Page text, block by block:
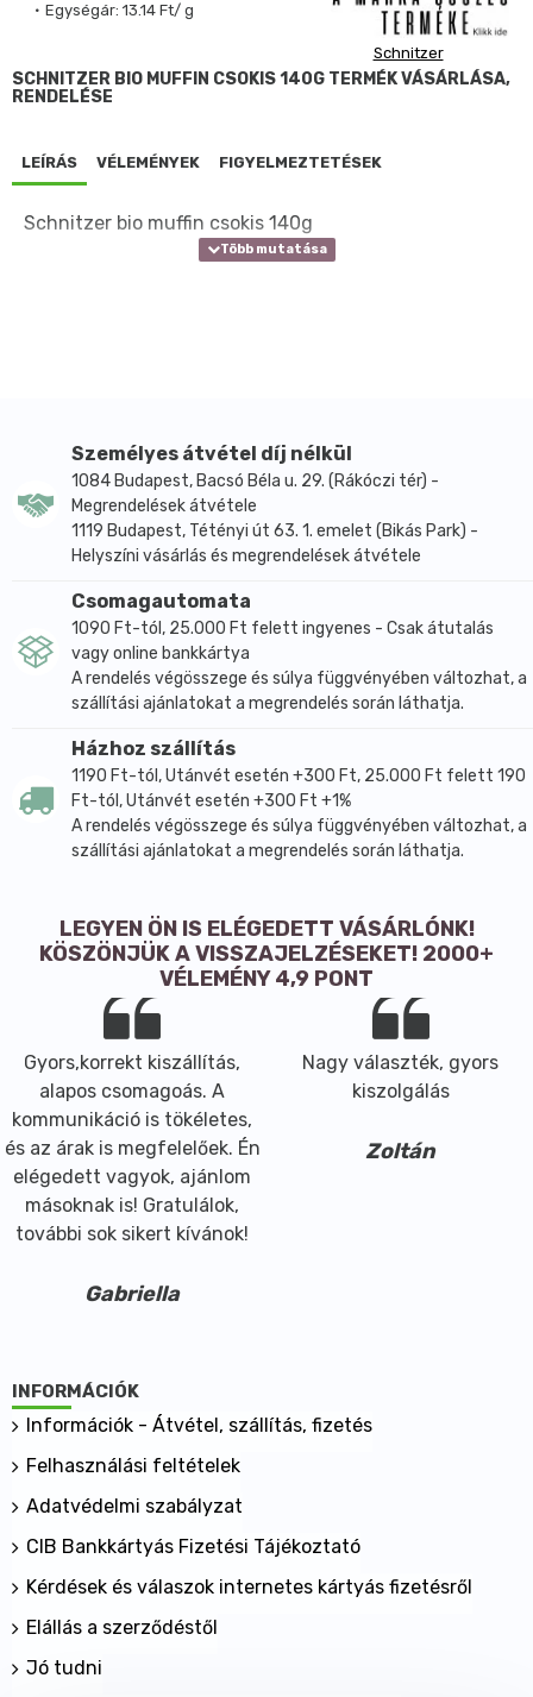
Egységár: 13.14 Ft/ g
Schnitzer
SCHNITZER BIO MUFFIN CSOKIS 140G TERMÉK VÁSÁRLÁSA,
RENDELÉSE
LEÍRÁS VÉLEMÉNYEK FIGYELMEZTETÉSEK
Schnitzer bio muffin csokis 140g
Személyes átvétel díj nélkül
1084 Budapest, Bacsó Béla u. 29. (Rákóczi tér) -
Megrendelések átvétele
1119 Budapest, Tétényi út 63. 1. emelet (Bikás Park) -
Helyszíni vásárlás és megrendelések átvétele
Csomagautomata
1090 Ft-tól, 25.000 Ft felett ingyenes - Csak átutalás
vagy online bankkártya
A rendelés végösszege és súlya függvényében változhat, a
szállítási ajánlatokat a megrendelés során láthatja.
Házhoz szállítás
1190 Ft-tól, Utánvét esetén +300 Ft, 25.000 Ft felett 190
Ft-tól, Utánvét esetén +300 Ft +1%
A rendelés végösszege és súlya függvényében változhat, a
szállítási ajánlatokat a megrendelés során láthatja.
LEGYEN ÖN IS ELÉGEDETT VÁSÁRLÓNK!
KÖSZÖNJÜK A VISSZAJELZÉSEKET! 2000+
VÉLEMÉNY 4,9 PONT
Gyors,korrekt kiszállítás,
alapos csomagoás. A
kommunikáció is tökéletes,
és az árak is megfelelőek. Én
elégedett vagyok, ajánlom
másoknak is! Gratulálok,
további sok sikert kívánok!
Gabriella
Nagy választék, gyors
kiszolgálás
Zoltán
INFORMÁCIÓK
Információk - Átvétel, szállítás, fizetés
Felhasználási feltételek
Adatvédelmi szabályzat
CIB Bankkártyás Fizetési Tájékoztató
Kérdések és válaszok internetes kártyás fizetésről
Elállás a szerződéstől
Jó tudni